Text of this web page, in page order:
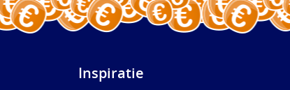
Inspiratie